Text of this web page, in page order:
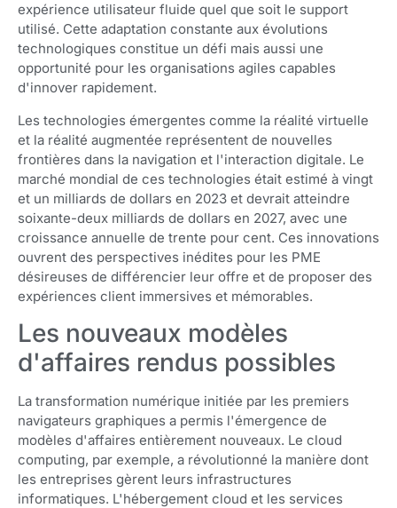
expérience utilisateur fluide quel que soit le support
utilisé. Cette adaptation constante aux évolutions
technologiques constitue un défi mais aussi une
opportunité pour les organisations agiles capables
d'innover rapidement.
Les technologies émergentes comme la réalité virtuelle
et la réalité augmentée représentent de nouvelles
frontières dans la navigation et l'interaction digitale. Le
marché mondial de ces technologies était estimé à vingt
et un milliards de dollars en 2023 et devrait atteindre
soixante-deux milliards de dollars en 2027, avec une
croissance annuelle de trente pour cent. Ces innovations
ouvrent des perspectives inédites pour les PME
désireuses de différencier leur offre et de proposer des
expériences client immersives et mémorables.
Les nouveaux modèles
d'affaires rendus possibles
La transformation numérique initiée par les premiers
navigateurs graphiques a permis l'émergence de
modèles d'affaires entièrement nouveaux. Le cloud
computing, par exemple, a révolutionné la manière dont
les entreprises gèrent leurs infrastructures
informatiques. L'hébergement cloud et les services